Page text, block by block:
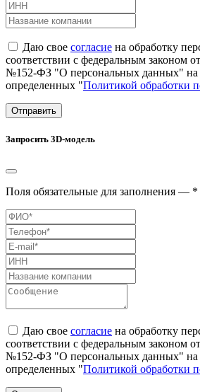
Даю свое согласие на обработку
соответствии с федеральным законом
№152-ФЗ "О персональных данных" на
определенных "Политикой обработки
Отправить
Запросить 3D-модель
Поля обязательные для заполнения — *
Даю свое согласие на обработку
соответствии с федеральным законом
№152-ФЗ "О персональных данных" на
определенных "Политикой обработки